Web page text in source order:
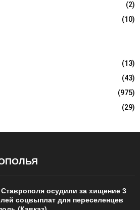
(2)
(10)
(13)
(43)
(975)
(29)
осудили за хищение 3
соцвыплат для переселенцев